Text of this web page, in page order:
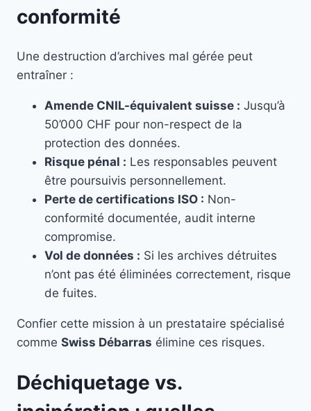
conformité
Une destruction d’archives mal gérée peut
entraîner :
Amende CNIL-équivalent suisse : Jusqu’à
50’000 CHF pour non-respect de la
protection des données.
Risque pénal : Les responsables peuvent
être poursuivis personnellement.
Perte de certifications ISO : Non-
conformité documentée, audit interne
compromise.
Vol de données : Si les archives détruites
n’ont pas été éliminées correctement, risque
de fuites.
Confier cette mission à un prestataire spécialisé
comme Swiss Débarras élimine ces risques.
Déchiquetage vs.